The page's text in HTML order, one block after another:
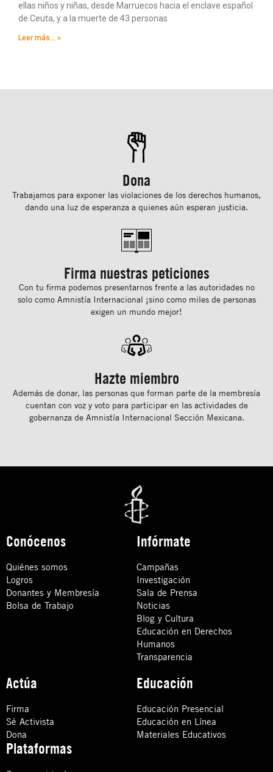
ellas niños y niñas, desde Marruecos hacia el enclave español
de Ceuta, y a la muerte de 43 personas
Leer más... »
Dona
Trabajamos para exponer las violaciones de los derechos humanos,
dando una luz de esperanza a quienes aún esperan justicia.
Firma nuestras peticiones
Con tu ﬁrma podemos presentarnos frente a las autoridades no
solo como Amnistía Internacional ¡sino como miles de personas
exigen un mundo mejor!
Hazte miembro
Además de donar, las personas que forman parte de la membresía
cuentan con voz y voto para participar en las actividades de
gobernanza de Amnistía Internacional Sección Mexicana.
Conócenos
Quiénes somos
Logros
Donantes y Membresía
Bolsa de Trabajo
Infórmate
Campañas
Investigación
Sala de Prensa
Noticias
Blog y Cultura
Educación en Derechos
Humanos
Transparencia
Actúa
Firma
Sé Activista
Dona
Educación
Educación Presencial
Educación en Línea
Materiales Educativos
Plataformas